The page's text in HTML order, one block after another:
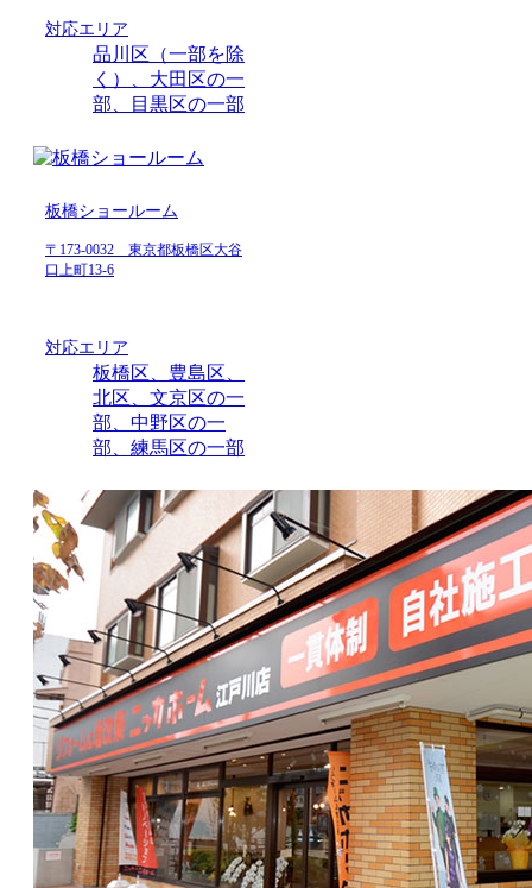
対応エリア
品川区（一部を除
く）、大田区の一
部、目黒区の一部
板橋ショールーム
〒173-0032 東京都板橋区大谷
口上町13-6
対応エリア
板橋区、豊島区、
北区、文京区の一
部、中野区の一
部、練馬区の一部